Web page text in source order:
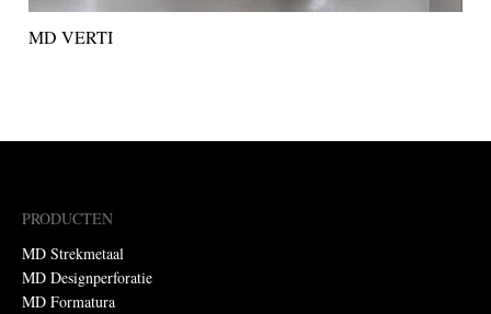
MD VERTI
PRODUCTEN
MD Strekmetaal
MD Designperforatie
MD Formatura